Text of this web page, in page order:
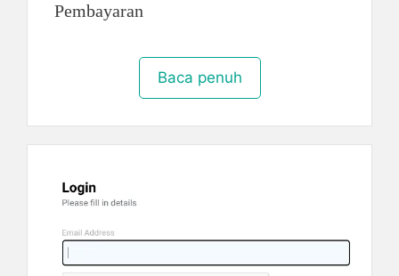
Pembayaran
Baca penuh